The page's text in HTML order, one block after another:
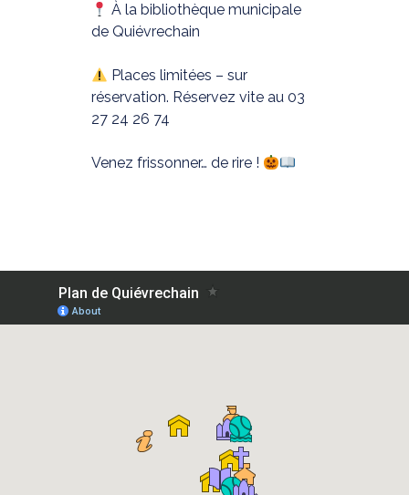
À la bibliothèque municipale
de Quiévrechain
Places limitées – sur
réservation. Réservez vite au 03
27 24 26 74
Venez frissonner… de rire !